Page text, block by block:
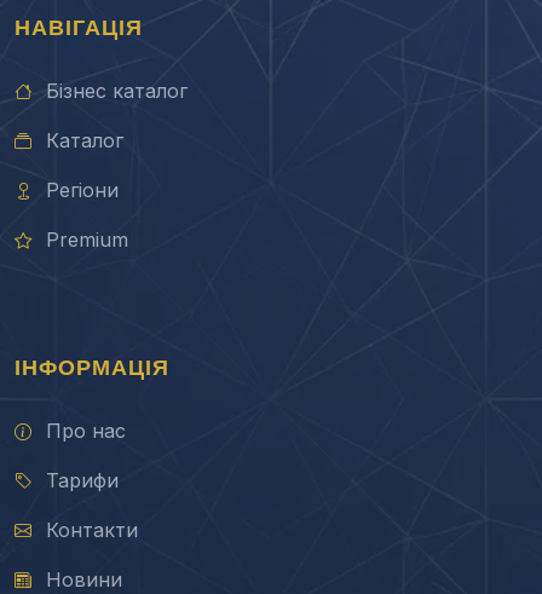
НАВІГАЦІЯ
Бізнес каталог
Каталог
Регіони
Premium
ІНФОРМАЦІЯ
Про нас
Тарифи
Контакти
Новини